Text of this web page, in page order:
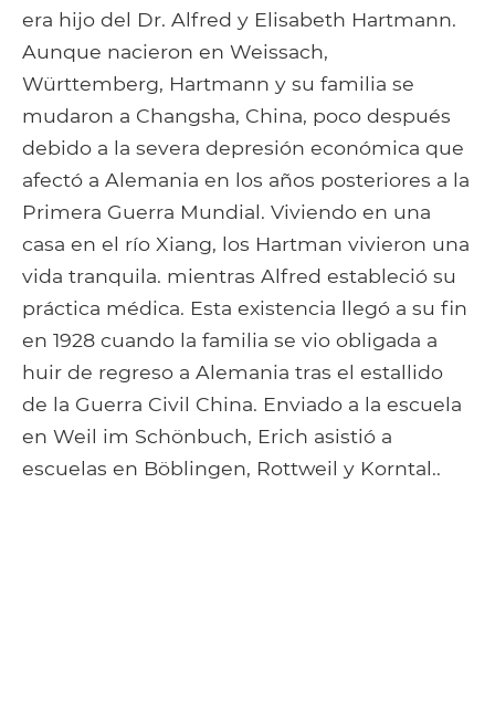
era hijo del Dr. Alfred y Elisabeth Hartmann.
Aunque nacieron en Weissach,
Württemberg, Hartmann y su familia se
mudaron a Changsha, China, poco después
debido a la severa depresión económica que
afectó a Alemania en los años posteriores a la
Primera Guerra Mundial. Viviendo en una
casa en el río Xiang, los Hartman vivieron una
vida tranquila. mientras Alfred estableció su
práctica médica. Esta existencia llegó a su fin
en 1928 cuando la familia se vio obligada a
huir de regreso a Alemania tras el estallido
de la Guerra Civil China. Enviado a la escuela
en Weil im Schönbuch, Erich asistió a
escuelas en Böblingen, Rottweil y Korntal..